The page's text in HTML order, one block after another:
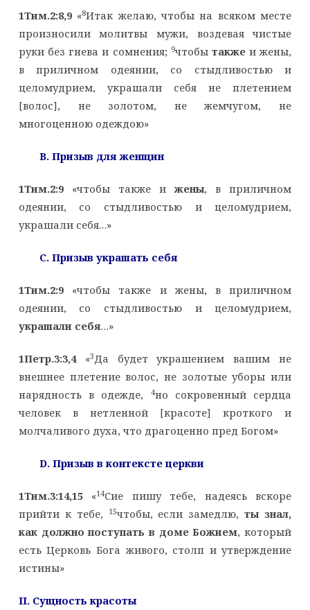
1Тим.2:8,9«8Итак желаю, чтобы на всяком месте
произносили молитвы мужи, воздевая чистые
руки без гнева и сомнения; 9чтобы такжеи жены,
в приличном одеянии, со стыдливостью и
целомудрием, украшали себя не плетением
[волос], не золотом, не жемчугом, не
многоценною одеждою»
B. Призыв для женщин
1Тим.2:9«чтобы также ижены, в приличном
одеянии, со стыдливостью и целомудрием,
украшали себя…»
C. Призыв украшать себя
1Тим.2:9«чтобы также и жены, в приличном
одеянии, со стыдливостью и целомудрием,
украшали себя…»
1Петр.3:3,4«3Да будет украшением вашим не
внешнее плетение волос, не золотые уборы или
нарядность в одежде,
4но сокровенный сердца
человек в нетленной [красоте] кроткого и
молчаливого духа, что драгоценно пред Богом»
D. Призыв в контексте церкви
1Тим.3:14,15«14Сие пишу тебе, надеясь вскоре
прийти к тебе,
15чтобы, если замедлю,ты знал,
как должно поступать в доме Божием, который
есть Церковь Бога живого, столп и утверждение
истины»
II. Сущность красоты